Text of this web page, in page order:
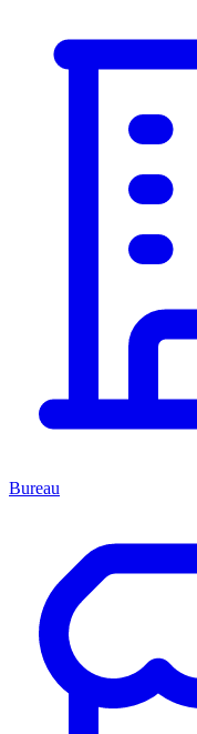
Bureau